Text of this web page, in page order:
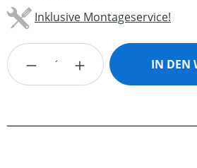
Inklusive Montageservice!
Produkt Anzahl: Gib den
IN DEN